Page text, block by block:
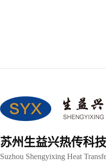
苏州生益兴热传科
Suzhou Shengyixing Heat